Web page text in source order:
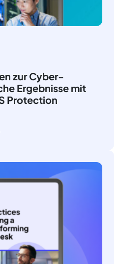
zur Cyber-
Ergebnisse mit
Protection